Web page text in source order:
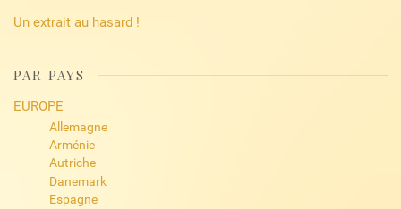
Un extrait au hasard !
PAR PAYS
EUROPE
Allemagne
Arménie
Autriche
Danemark
Espagne